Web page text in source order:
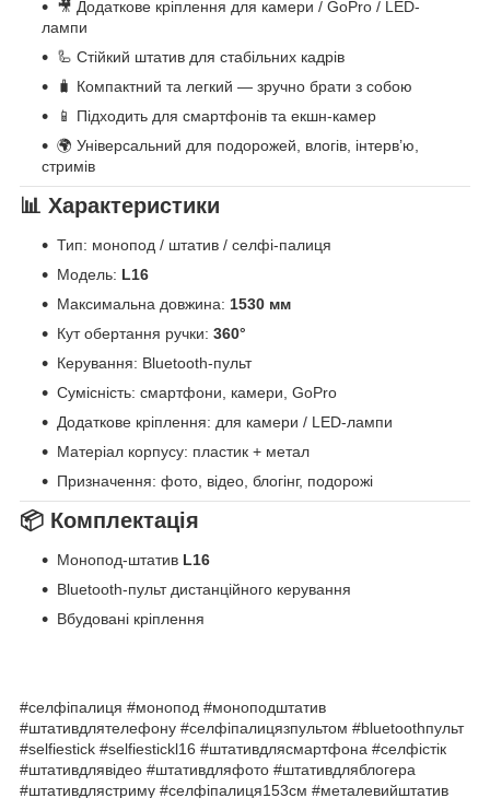
🎥 Додаткове кріплення для камери / GoPro / LED-
лампи
🦾 Стійкий штатив для стабільних кадрів
🧳 Компактний та легкий — зручно брати з собою
📱 Підходить для смартфонів та екшн-камер
🌍 Універсальний для подорожей, влогів, інтерв’ю,
стримів
📊 Характеристики
Тип: монопод / штатив / селфі-палиця
Модель: L16
Максимальна довжина: 1530 мм
Кут обертання ручки: 360°
Керування: Bluetooth-пульт
Сумісність: смартфони, камери, GoPro
Додаткове кріплення: для камери / LED-лампи
Матеріал корпусу: пластик + метал
Призначення: фото, відео, блогінг, подорожі
📦 Комплектація
Монопод-штатив L16
Bluetooth-пульт дистанційного керування
Вбудовані кріплення
#селфіпалиця #монопод #моноподштатив
#штативдлятелефону #селфіпалицязпультом #bluetoothпульт
#selfiestick #selfiestickl16 #штативдлясмартфона #селфістік
#штативдлявідео #штативдляфото #штативдляблогера
#штативдлястриму #селфіпалиця153см #металевийштатив